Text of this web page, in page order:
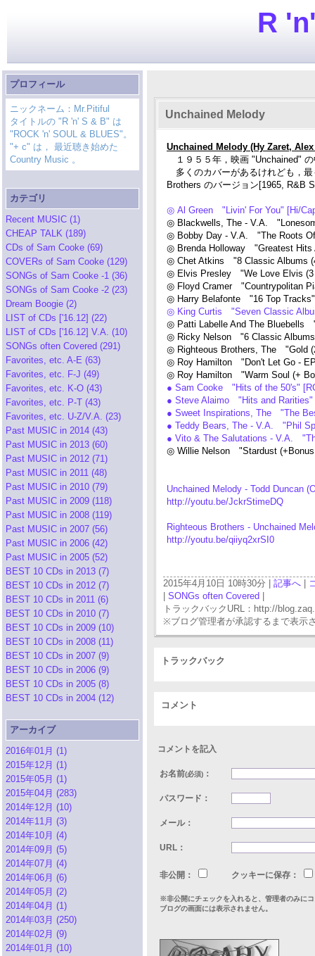
R
プロフィール
ニックネーム：Mr.Pitiful
タイトルの "R 'n' S & B" は
"ROCK 'n' SOUL & BLUES"。
"+ c" は， 最近聴き始めた
Country Music 。
カテゴリ
Recent MUSIC (1)
CHEAP TALK (189)
CDs of Sam Cooke (69)
COVERs of Sam Cooke (129)
SONGs of Sam Cooke -1 (36)
SONGs of Sam Cooke -2 (23)
Dream Boogie (2)
LIST of CDs ['16.12] (22)
LIST of CDs ['16.12] V.A. (10)
SONGs often Covered (291)
Favorites, etc. A-E (63)
Favorites, etc. F-J (49)
Favorites, etc. K-O (43)
Favorites, etc. P-T (43)
Favorites, etc. U-Z/V.A. (23)
Past MUSIC in 2014 (43)
Past MUSIC in 2013 (60)
Past MUSIC in 2012 (71)
Past MUSIC in 2011 (48)
Past MUSIC in 2010 (79)
Past MUSIC in 2009 (118)
Past MUSIC in 2008 (119)
Past MUSIC in 2007 (56)
Past MUSIC in 2006 (42)
Past MUSIC in 2005 (52)
BEST 10 CDs in 2013 (7)
BEST 10 CDs in 2012 (7)
BEST 10 CDs in 2011 (6)
BEST 10 CDs in 2010 (7)
BEST 10 CDs in 2009 (10)
BEST 10 CDs in 2008 (11)
BEST 10 CDs in 2007 (9)
BEST 10 CDs in 2006 (9)
BEST 10 CDs in 2005 (8)
BEST 10 CDs in 2004 (12)
アーカイブ
2016年01月 (1)
2015年12月 (1)
2015年05月 (1)
2015年04月 (283)
2014年12月 (10)
2014年11月 (3)
2014年10月 (4)
2014年09月 (5)
2014年07月 (4)
2014年06月 (6)
2014年05月 (2)
2014年04月 (1)
2014年03月 (250)
2014年02月 (9)
2014年01月 (10)
Unchained Melody
Unchained Melody (Hy Zaret,
１９５５年，映画 "Unchained"
多くのカバーがあるけれども，
Brothers のバージョン[1965, R&B
◎ Al Green "Livin' For You" [Hi/
◎ Blackwells, The - V.A.
◎ Bobby Day - V.A. "The Roots
◎ Brenda Holloway "Greatest
◎ Chet Atkins "8 Classic Albums
◎ Elvis Presley "We Love Elvis
◎ Floyd Cramer "Countrypolitan
◎ Harry Belafonte "16 Top
◎ King Curtis "Seven Classic
◎ Patti Labelle And The Bluebells
◎ Ricky Nelson "6 Classic
◎ Righteous Brothers, The "Gold
◎ Roy Hamilton "Don't Let Go -
◎ Roy Hamilton "Warm Soul (+
● Sam Cooke "Hits of the 50's"
● Steve Alaimo "Hits and
● Sweet Inspirations, The "The
● Teddy Bears, The - V.A. "Phil
● Vito & The Salutations - V.A.
◎ Willie Nelson "Stardust
Unchained Melody - Todd Duncan
http://youtu.be/JckrStimeDQ
Righteous Brothers - Unchained
http://youtu.be/qiiyq2xrSI0
2015年4月10日 10時30分 | 記事へ
SONGs often Covered
トラックバックURL：http://
※ブログ管理者が承認するまで表示
トラックバック
コメント
コメントを記入
お名前(必須) ：
パスワード：
メール：
URL：
非公開： クッキーに保存：
※非公開にチェックを入れると、管理者のみに
ブログの画面には表示されません。